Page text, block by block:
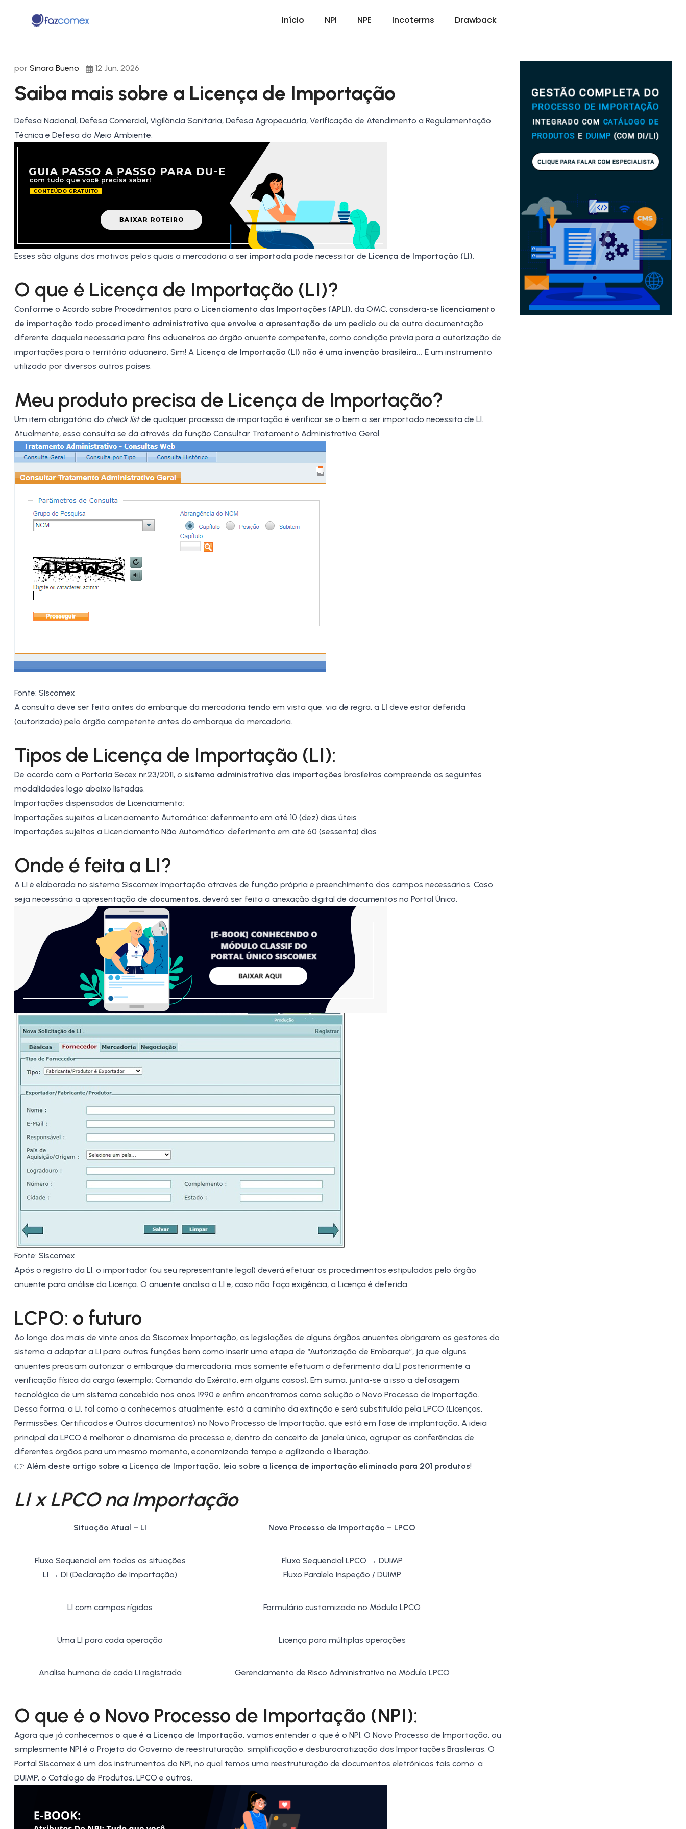
Início NPI NPE Incoterms Drawback
por Sinara Bueno 12 Jun, 2026
Saiba mais sobre a Licença de Importação
Defesa Nacional, Defesa Comercial, Vigilância Sanitária, Defesa Agropecuária, Verificação de Atendimento a Regulamentação
Técnica e Defesa do Meio Ambiente.
Esses são alguns dos motivos pelos quais a mercadoria a ser importada pode necessitar de Licença de Importação (LI).
O que é Licença de Importação (LI)?
Conforme o Acordo sobre Procedimentos para o Licenciamento das Importações (APLI), da OMC, considera-se licenciamento
de importação todo procedimento administrativo que envolve a apresentação de um pedido ou de outra documentação
diferente daquela necessária para fins aduaneiros ao órgão anuente competente, como condição prévia para a autorização de
importações para o território aduaneiro. Sim! A Licença de Importação (LI) não é uma invenção brasileira... É um instrumento
utilizado por diversos outros países.
Meu produto precisa de Licença de Importação?
Um item obrigatório do check listde qualquer processo de importação é verificar se o bem a ser importado necessita de LI.
Atualmente, essa consulta se dá através da função Consultar Tratamento Administrativo Geral.
Fonte: Siscomex
A consulta deve ser feita antes do embarque da mercadoria tendo em vista que, via de regra, a LI deve estar deferida
(autorizada) pelo órgão competente antes do embarque da mercadoria.
Tipos de Licença de Importação (LI):
De acordo com a Portaria Secex nr.23/2011, o sistema administrativo das importações brasileiras compreende as seguintes
modalidades logo abaixo listadas.
Importações dispensadas de Licenciamento;
Importações sujeitas a Licenciamento Automático: deferimento em até 10 (dez) dias úteis
Importações sujeitas a Licenciamento Não Automático: deferimento em até 60 (sessenta) dias
Onde é feita a LI?
A LI é elaborada no sistema Siscomex Importação através de função própria e preenchimento dos campos necessários. Caso
seja necessária a apresentação de documentos, deverá ser feita a anexação digital de documentos no Portal Único.
Fonte: Siscomex
Após o registro da LI, o importador (ou seu representante legal) deverá efetuar os procedimentos estipulados pelo órgão
anuente para análise da Licença. O anuente analisa a LI e, caso não faça exigência, a Licença é deferida.
LCPO: o futuro
Ao longo dos mais de vinte anos do Siscomex Importação, as legislações de alguns órgãos anuentes obrigaram os gestores do
sistema a adaptar a LI para outras funções bem como inserir uma etapa de “Autorização de Embarque”, já que alguns
anuentes precisam autorizar o embarque da mercadoria, mas somente efetuam o deferimento da LI posteriormente a
verificação física da carga (exemplo: Comando do Exército, em alguns casos). Em suma, junta-se a isso a defasagem
tecnológica de um sistema concebido nos anos 1990 e enfim encontramos como solução o Novo Processo de Importação.
Dessa forma, a LI, tal como a conhecemos atualmente, está a caminho da extinção e será substituída pela LPCO (Licenças,
Permissões, Certificados e Outros documentos) no Novo Processo de Importação, que está em fase de implantação. A ideia
principal da LPCO é melhorar o dinamismo do processo e, dentro do conceito de janela única, agrupar as conferências de
diferentes órgãos para um mesmo momento, economizando tempo e agilizando a liberação.
👉 Além deste artigo sobre a Licença de Importação, leia sobre a licença de importação eliminada para 201 produtos!
LI x LPCO na Importação
Situação Atual – LI Novo Processo de Importação ­– LPCO
Fluxo Sequencial em todas as situações
LI → DI (Declaração de Importação)
Fluxo Sequencial LPCO → DUIMP
Fluxo Paralelo Inspeção / DUIMP
LI com campos rígidos Formulário customizado no Módulo LPCO
Uma LI para cada operação Licença para múltiplas operações
Análise humana de cada LI registrada Gerenciamento de Risco Administrativo no Módulo LPCO
O que é o Novo Processo de Importação (NPI):
Agora que já conhecemos o que é a Licença de Importação, vamos entender o que é o NPI. O Novo Processo de Importação, ou
simplesmente NPI é o Projeto do Governo de reestruturação, simplificação e desburocratização das Importações Brasileiras. O
Portal Siscomex é um dos instrumentos do NPI, no qual temos uma reestruturação de documentos eletrônicos tais como: a
DUIMP, o Catálogo de Produtos, LPCO e outros.